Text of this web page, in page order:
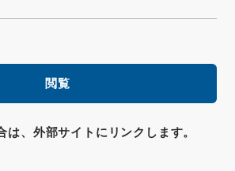
閲覧
は、外部サイトにリンクします。